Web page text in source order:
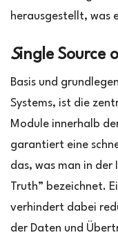
herausgestellt, was
Single Source
Basis und
Systems, ist die
Module innerhalb
garantiert eine
das, was man in der
Truth” bezeichnet.
verhindert dabei
der Daten und